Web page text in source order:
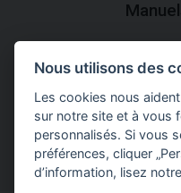
théoriques et
Nous utilisons des
Les cookies nous
sur notre site et à vous
personnalisés. Si vous
préférences, cliquer
d’information, lisez notre